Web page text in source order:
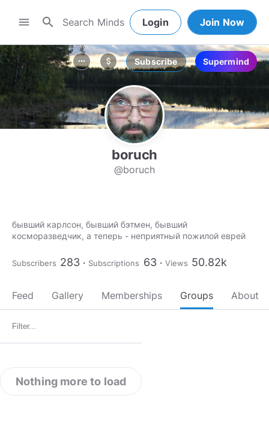
menu search Login Join Now
more_horiz attach_money Subscribe Supermind
boruch
@boruch
бывший карлсон, бывший бэтмен, бывший
косморазведчик, а теперь - неприятный пожилой еврей
Subscribers 283 Subscriptions 63 Views 50.82k
Feed Gallery Memberships Groups About
Nothing more to load